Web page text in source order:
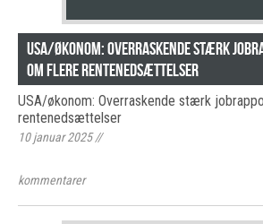
USA/økonom: Overraskende stærk
om flere rentenedsættelser
USA/økonom: Overraskende stærk
rentenedsættelser
10 januar 2025//
kommentarer